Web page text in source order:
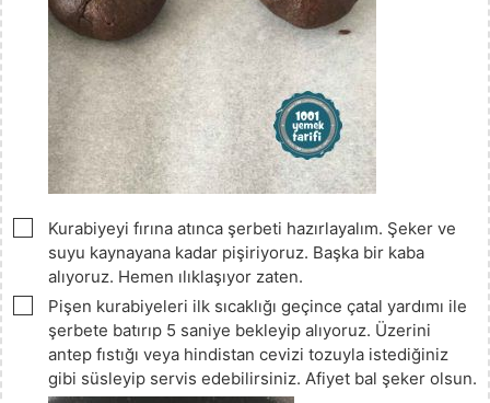
▢
Kurabiyeyi fırına atınca şerbeti hazırlayalım. Şeker ve
suyu kaynayana kadar pişiriyoruz. Başka bir kaba
alıyoruz. Hemen ılıklaşıyor zaten.
▢
Pişen kurabiyeleri ilk sıcaklığı geçince çatal yardımı ile
şerbete batırıp 5 saniye bekleyip alıyoruz. Üzerini
antep fıstığı veya hindistan cevizi tozuyla istediğiniz
gibi süsleyip servis edebilirsiniz. Afiyet bal şeker olsun.